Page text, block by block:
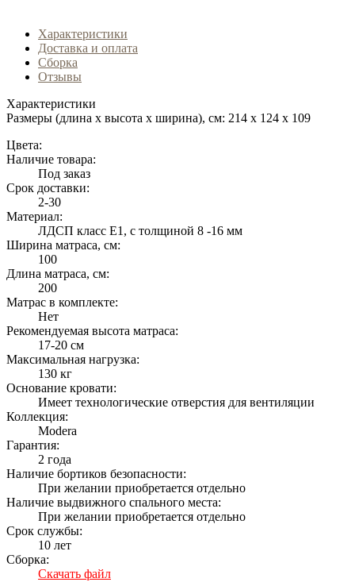
Характеристики
Доставка и оплата
Сборка
Отзывы
Характеристики
Размеры (длина х высота х ширина), см: 214 x 124 x 109
Цвета:
Наличие товара:
Под заказ
Срок доставки:
2-30
Материал:
ЛДСП класс Е1, с толщиной 8 -16 мм
Ширина матраса, см:
100
Длина матраса, см:
200
Матрас в комплекте:
Нет
Рекомендуемая высота матраса:
17-20 см
Максимальная нагрузка:
130 кг
Основание кровати:
Имеет технологические отверстия для вентиляции
Коллекция:
Modera
Гарантия:
2 года
Наличие бортиков безопасности:
При желании приобретается отдельно
Наличие выдвижного спального места:
При желании приобретается отдельно
Срок службы:
10 лет
Сборка:
Скачать файл